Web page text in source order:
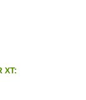
XT: